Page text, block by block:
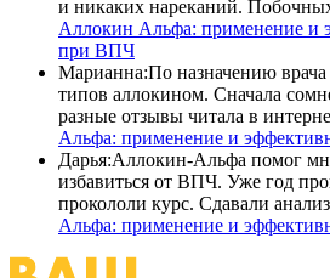
и никаких нареканий.
Аллокин Альфа: применение и
при ВПЧ
Марианна:По назначению
типов аллокином. Сначала
разные отзывы читала в
Альфа: применение и
Дарья:Аллокин-Альфа помог
избавиться от ВПЧ. Уже год
прокололи курс. Сдавали
Альфа: применение и